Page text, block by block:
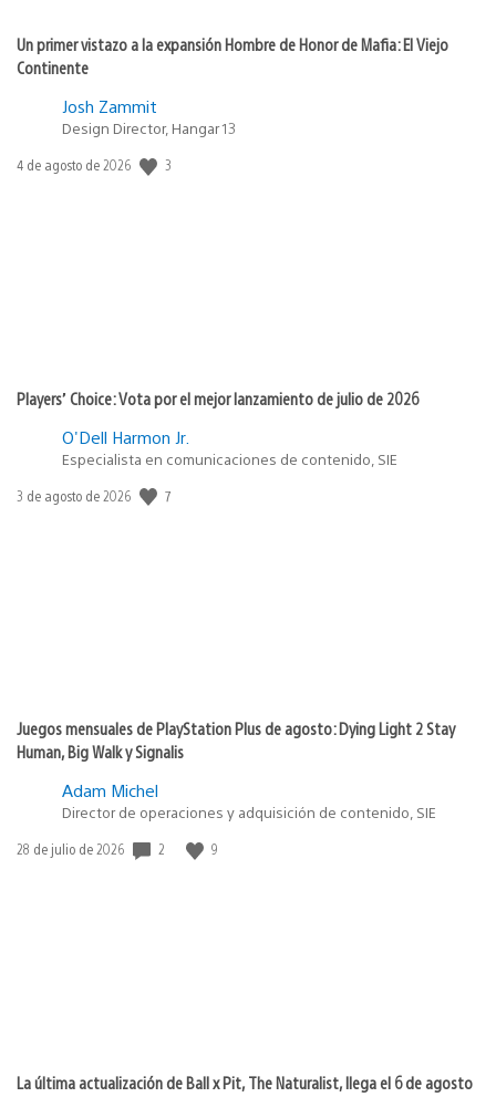
Un primer vistazo a la expansión Hombre de Honor de Mafia: El Viejo
Continente
Josh Zammit
Design Director, Hangar 13
Fecha
4 de agosto de 2026 3
Players’ Choice: Vota por el mejor lanzamiento de julio de 2026
O'Dell Harmon Jr.
Especialista en comunicaciones de contenido, SIE
Fecha
3 de agosto de 2026 7
Juegos mensuales de PlayStation Plus de agosto: Dying Light 2 Stay
Human, Big Walk y Signalis
Adam Michel
Director de operaciones y adquisición de contenido, SIE
Fecha
28 de julio de 2026 2 9
La última actualización de Ball x Pit, The Naturalist, llega el 6 de agosto